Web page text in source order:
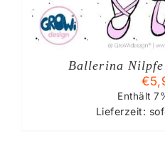
Ballerina
€
Enthält
Lieferzeit: